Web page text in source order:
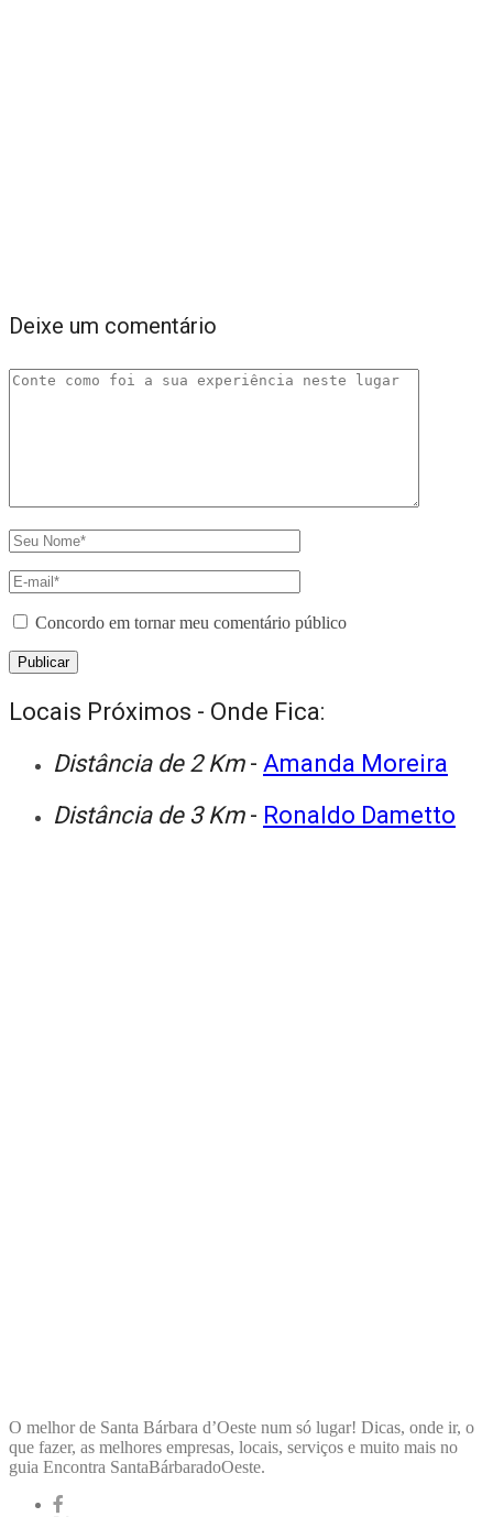
Deixe um comentário
Concordo em tornar meu comentário público
Locais Próximos - Onde Fica:
Distância de 2 Km - Amanda Moreira
Distância de 3 Km - Ronaldo Dametto
O melhor de Santa Bárbara d’Oeste num só lugar! Dicas, onde ir, o
que fazer, as melhores empresas, locais, serviços e muito mais no
guia Encontra SantaBárbaradoOeste.